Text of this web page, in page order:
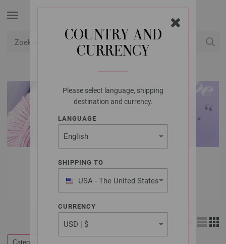
COUNTRY AND
CURRENCY
Please select language, shipping
destination and currency.
LANGUAGE
SHIPPING TO
USA - The United States
of America
CURRENCY
LANA GROSSA
WOL & GARENS
Weergave:
Categorieën